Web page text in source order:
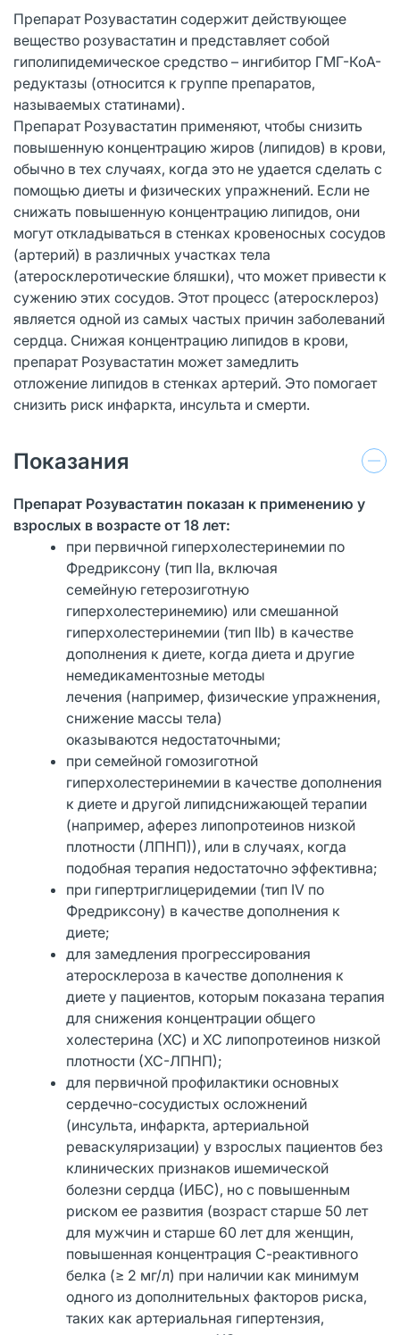
Препарат Розувастатин содержит действующее
вещество розувастатин и представляет собой
гиполипидемическое средство – ингибитор ГМГ-КоА-
редуктазы (относится к группе препаратов,
называемых статинами).
Препарат Розувастатин применяют, чтобы снизить
повышенную концентрацию жиров (липидов) в крови,
обычно в тех случаях, когда это не удается сделать с
помощью диеты и физических упражнений. Если не
снижать повышенную концентрацию липидов, они
могут откладываться в стенках кровеносных сосудов
(артерий) в различных участках тела
(атеросклеротические бляшки), что может привести к
сужению этих сосудов. Этот процесс (атеросклероз)
является одной из самых частых причин заболеваний
сердца. Снижая концентрацию липидов в крови,
препарат Розувастатин может замедлить
отложение липидов в стенках артерий. Это помогает
снизить риск инфаркта, инсульта и смерти.
Показания
Препарат Розувастатин показан к применению у
взрослых в возрасте от 18 лет:
при первичной гиперхолестеринемии по
Фредриксону (тип IIа, включая
семейную гетерозиготную
гиперхолестеринемию) или смешанной
гиперхолестеринемии (тип IIb) в качестве
дополнения к диете, когда диета и другие
немедикаментозные методы
лечения (например, физические упражнения,
снижение массы тела)
оказываются недостаточными;
при семейной гомозиготной
гиперхолестеринемии в качестве дополнения
к диете и другой липидснижающей терапии
(например, аферез липопротеинов низкой
плотности (ЛПНП)), или в случаях, когда
подобная терапия недостаточно эффективна;
при гипертриглицеридемии (тип IV по
Фредриксону) в качестве дополнения к
диете;
для замедления прогрессирования
атеросклероза в качестве дополнения к
диете у пациентов, которым показана терапия
для снижения концентрации общего
холестерина (ХС) и ХС липопротеинов низкой
плотности (ХС-ЛПНП);
для первичной профилактики основных
сердечно-сосудистых осложнений
(инсульта, инфаркта, артериальной
реваскуляризации) у взрослых пациентов без
клинических признаков ишемической
болезни сердца (ИБС), но с повышенным
риском ее развития (возраст старше 50 лет
для мужчин и старше 60 лет для женщин,
повышенная концентрация С-реактивного
белка (≥ 2 мг/л) при наличии как минимум
одного из дополнительных факторов риска,
таких как артериальная гипертензия,